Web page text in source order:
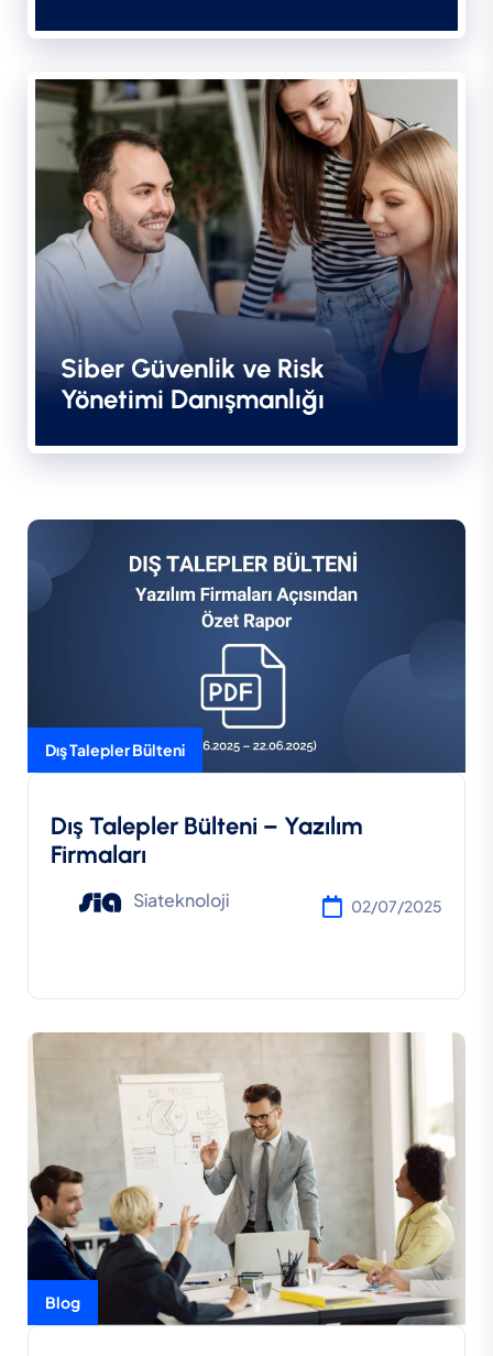
Siber Güvenlik ve Risk
Yönetimi Danışmanlığı
Dış Talepler Bülteni
Dış Talepler Bülteni – Yazılım
Firmaları
Siateknoloji 02/07/2025
Blog